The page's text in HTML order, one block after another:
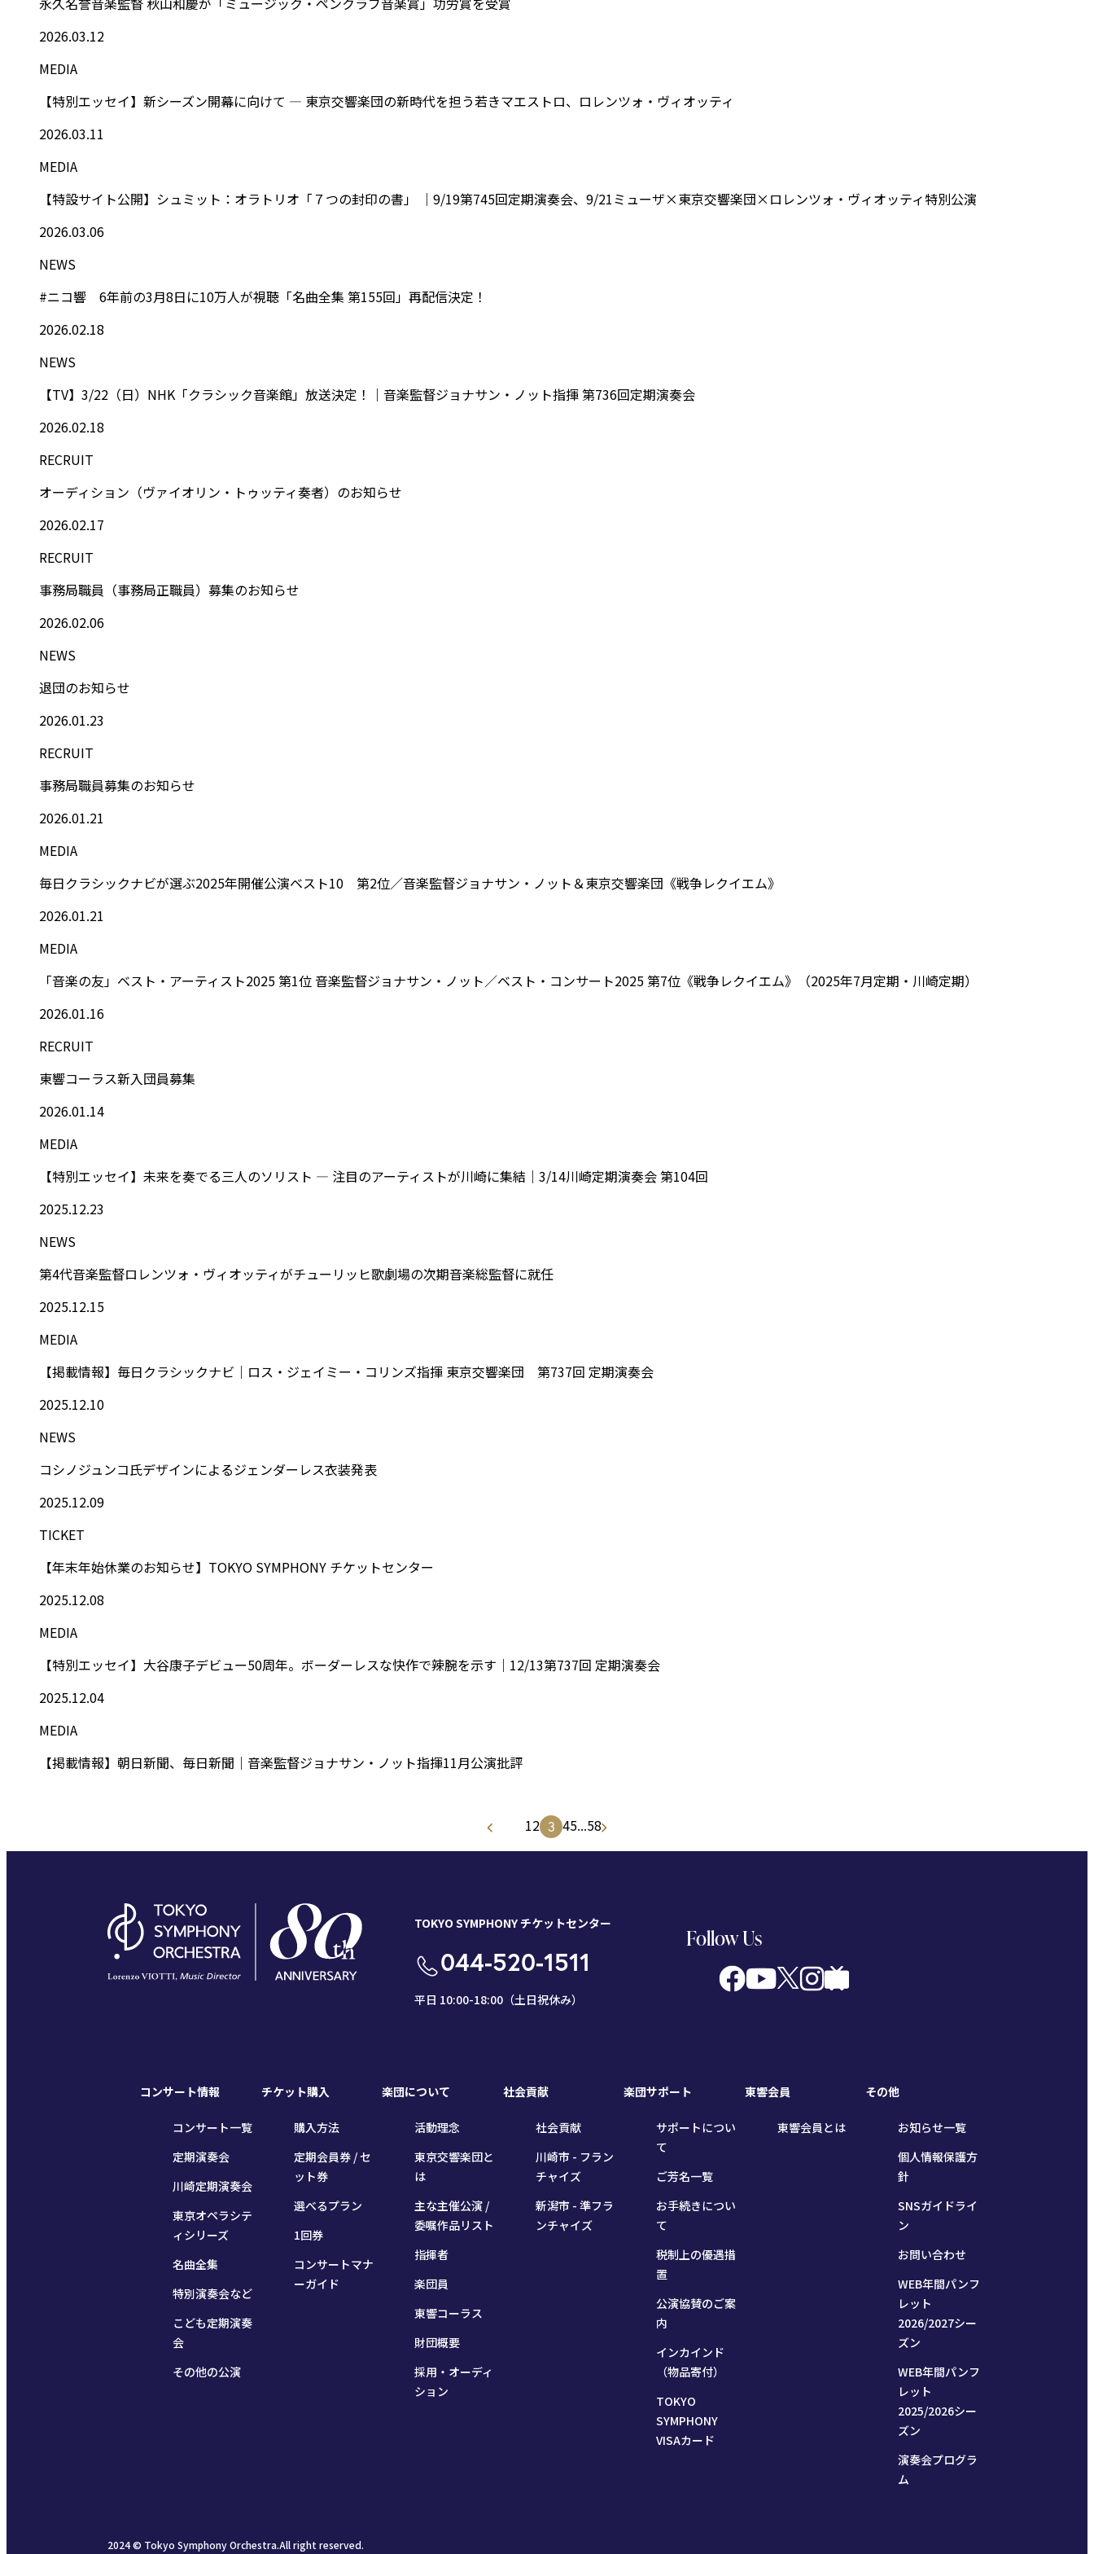
2026.03.12
MEDIA
【特別エッセイ】新シーズン開幕に向けて ― 東京交響楽団の新時代を担う若きマエストロ、ロレンツォ・ヴィオッティ
2026.03.11
MEDIA
【特設サイト公開】シュミット：オラトリオ「７つの封印の書」 ｜9/19第745回定期演奏会、9/21ミューザ×東京交響楽団×ロレンツォ・ヴィオッティ特別公演
2026.03.06
NEWS
#ニコ響 6年前の3月8日に10万人が視聴「名曲全集 第155回」再配信決定！
2026.02.18
NEWS
【TV】3/22（日）NHK「クラシック音楽館」放送決定！｜音楽監督ジョナサン・ノット指揮 第736回定期演奏会
2026.02.18
RECRUIT
オーディション（ヴァイオリン・トゥッティ奏者）のお知らせ
2026.02.17
RECRUIT
事務局職員（事務局正職員）募集のお知らせ
2026.02.06
NEWS
退団のお知らせ
2026.01.23
RECRUIT
事務局職員募集のお知らせ
2026.01.21
MEDIA
毎日クラシックナビが選ぶ2025年開催公演ベスト10 第2位／音楽監督ジョナサン・ノット＆東京交響楽団《戦争レクイエム》
2026.01.21
MEDIA
「音楽の友」ベスト・アーティスト2025 第1位 音楽監督ジョナサン・ノット／ベスト・コンサート2025 第7位《戦争レクイエム》（2025年7月定期・川崎定期）
2026.01.16
RECRUIT
東響コーラス新入団員募集
2026.01.14
MEDIA
【特別エッセイ】未来を奏でる三人のソリスト ― 注目のアーティストが川崎に集結｜3/14川崎定期演奏会 第104回
2025.12.23
NEWS
第4代音楽監督ロレンツォ・ヴィオッティがチューリッヒ歌劇場の次期音楽総監督に就任
2025.12.15
MEDIA
【掲載情報】毎日クラシックナビ｜ロス・ジェイミー・コリンズ指揮 東京交響楽団 第737回 定期演奏会
2025.12.10
NEWS
コシノジュンコ氏デザインによるジェンダーレス衣装発表
2025.12.09
TICKET
【年末年始休業のお知らせ】TOKYO SYMPHONY チケットセンター
2025.12.08
MEDIA
【特別エッセイ】大谷康子デビュー50周年。ボーダーレスな快作で辣腕を示す｜12/13第737回 定期演奏会
2025.12.04
MEDIA
【掲載情報】朝日新聞、毎日新聞｜音楽監督ジョナサン・ノット指揮11月公演批評
12 3 45...58
TOKYO SYMPHONY チケットセンター
044-520-1511
平日 10:00-18:00（土日祝休み）
Follow Us
コンサート情報
コンサート一覧
定期演奏会
川崎定期演奏会
東京オペラシテ
ィシリーズ
名曲全集
特別演奏会など
こども定期演奏
会
その他の公演
チケット購入
購入方法
定期会員券 / セ
ット券
選べるプラン
1回券
コンサートマナ
ーガイド
楽団について
活動理念
東京交響楽団と
は
主な主催公演 /
委嘱作品リスト
指揮者
楽団員
東響コーラス
財団概要
採用・オーディ
ション
社会貢献
社会貢献
川崎市 - フラン
チャイズ
新潟市 - 準フラ
ンチャイズ
楽団サポート
サポートについ
て
ご芳名一覧
お手続きについ
て
税制上の優遇措
置
公演協賛のご案
内
インカインド
（物品寄付）
TOKYO
SYMPHONY
VISAカード
東響会員
東響会員とは
その他
お知らせ一覧
個人情報保護方
針
SNSガイドライ
ン
お問い合わせ
WEB年間パンフ
レット
2026/2027シー
ズン
WEB年間パンフ
レット
2025/2026シー
ズン
演奏会プログラ
ム
2024 © Tokyo Symphony Orchestra.All right reserved.